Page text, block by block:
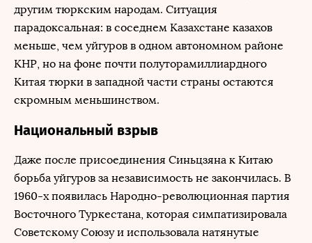
другим тюркским народам. Ситуация
парадоксальная: в соседнем Казахстане казахов
меньше, чем уйгуров в одном автономном районе
КНР, но на фоне почти полуторамиллиардного
Китая тюрки в западной части страны остаются
скромным меньшинством.
Национальный взрыв
Даже после присоединения Синьцзяна к Китаю
борьба уйгуров за независимость не закончилась. В
1960-х появилась Народно-революционная партия
Восточного Туркестана, которая симпатизировала
Советскому Союзу и использовала натянутые